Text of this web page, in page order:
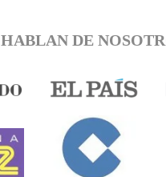
HABLAN DE